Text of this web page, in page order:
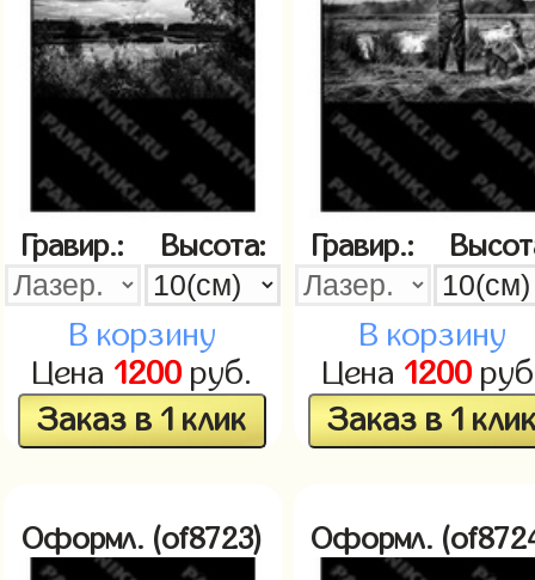
Гравир.: Высота:
В корзину
Цена 1200руб.
Заказ в 1 клик
Гравир.:
В корзину
Цена 1200
Заказ в 1
Оформл. (of8723) Оформл.